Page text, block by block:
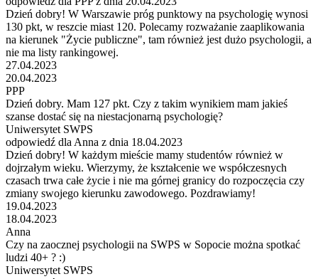
Dzień dobry! W Warszawie próg punktowy na psychologię wynosi
130 pkt, w reszcie miast 120. Polecamy rozważanie zaaplikowania
na kierunek "Życie publiczne", tam również jest dużo psychologii, a
nie ma listy rankingowej.
27.04.2023
20.04.2023
PPP
Dzień dobry. Mam 127 pkt. Czy z takim wynikiem mam jakieś
szanse dostać się na niestacjonarną psychologię?
Uniwersytet SWPS
odpowiedź dla Anna z dnia 18.04.2023
Dzień dobry! W każdym mieście mamy studentów również w
dojrzałym wieku. Wierzymy, że kształcenie we współczesnych
czasach trwa całe życie i nie ma górnej granicy do rozpoczęcia czy
zmiany swojego kierunku zawodowego. Pozdrawiamy!
19.04.2023
18.04.2023
Anna
Czy na zaocznej psychologii na SWPS w Sopocie można spotkać
ludzi 40+ ? :)
Uniwersytet SWPS